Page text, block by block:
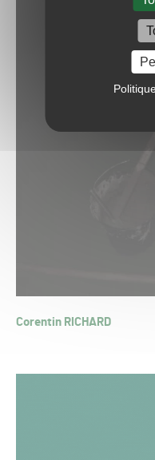
Corentin RICHARD